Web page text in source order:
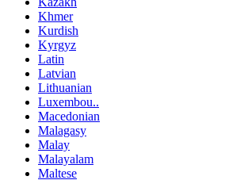
Khmer
Kurdish
Kyrgyz
Latin
Latvian
Lithuanian
Luxembou..
Macedonian
Malagasy
Malay
Malayalam
Maltese